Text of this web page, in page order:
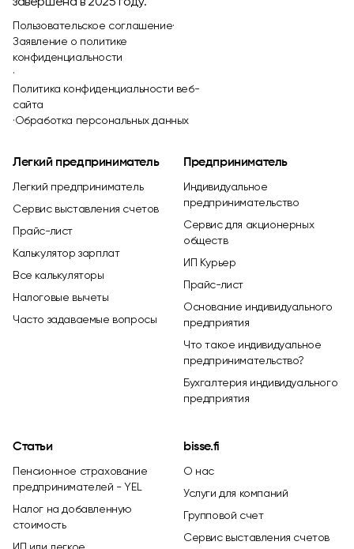
Пользовательское соглашение·
Заявление о политике
конфиденциальности
·
Политика конфиденциальности веб-
сайта
·Обработка персональных данных
Легкий предприниматель
Легкий предприниматель
Сервис выставления счетов
Прайс-лист
Калькулятор зарплат
Все калькуляторы
Налоговые вычеты
Часто задаваемые вопросы
Предприниматель
Индивидуальное
предпринимательство
Сервис для акционерных
обществ
ИП Курьер
Прайс-лист
Основание индивидуального
предприятия
Что такое индивидуальное
предпринимательство?
Бухгалтерия индивидуального
предприятия
Статьи
Пенсионное страхование
предпринимателей - YEL
Налог на добавленную
стоимость
bisse.fi
О нас
Услуги для компаний
Групповой счет
Сервис выставления счетов